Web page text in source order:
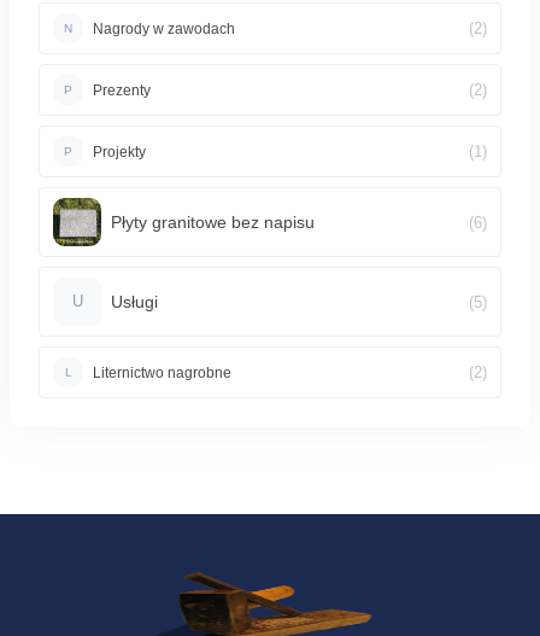
N Nagrody w zawodach (2)
P Prezenty (2)
P Projekty (1)
Płyty granitowe bez napisu (6)
U Usługi (5)
L Liternictwo nagrobne (2)